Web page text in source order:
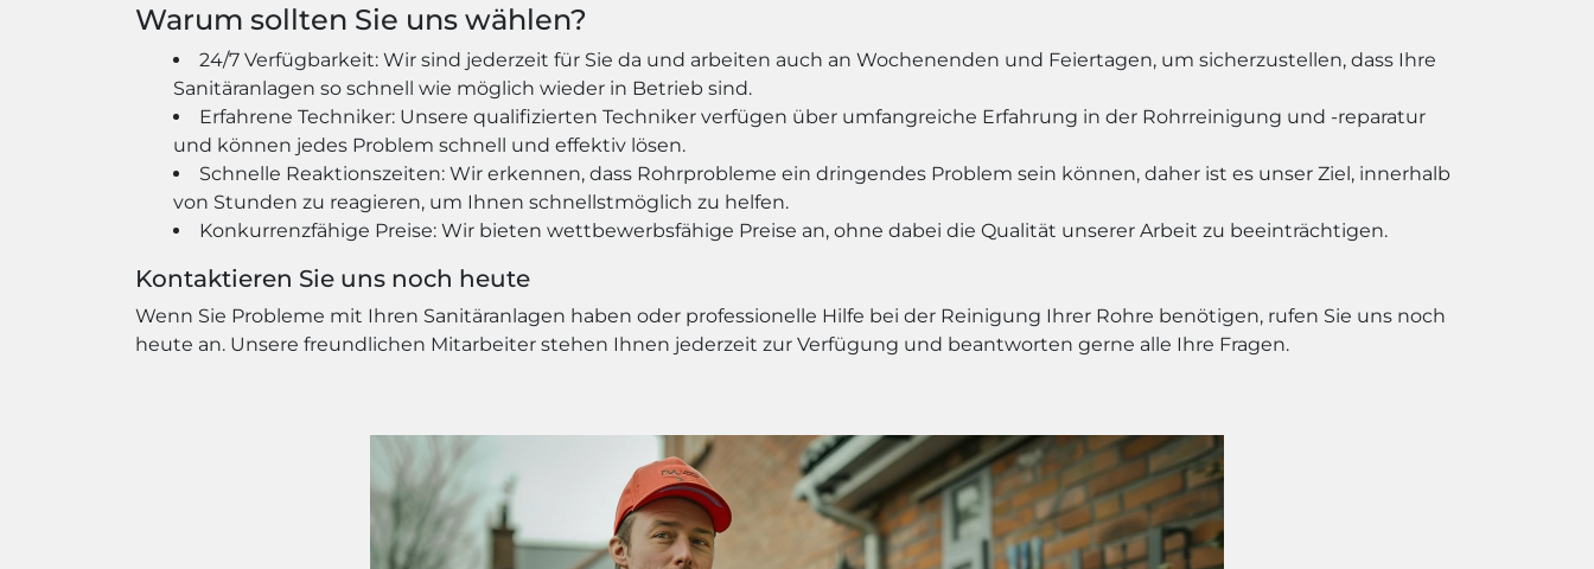
Warum sollten Sie uns wählen?
24/7 Verfügbarkeit: Wir sind jederzeit für Sie da und arbeiten auch an Wochenenden und Feiertagen, um sicherzustellen, dass Ihre
Sanitäranlagen so schnell wie möglich wieder in Betrieb sind.
Erfahrene Techniker: Unsere qualifizierten Techniker verfügen über umfangreiche Erfahrung in der Rohrreinigung und -reparatur
und können jedes Problem schnell und effektiv lösen.
Schnelle Reaktionszeiten: Wir erkennen, dass Rohrprobleme ein dringendes Problem sein können, daher ist es unser Ziel, innerhalb
von Stunden zu reagieren, um Ihnen schnellstmöglich zu helfen.
Konkurrenzfähige Preise: Wir bieten wettbewerbsfähige Preise an, ohne dabei die Qualität unserer Arbeit zu beeinträchtigen.
Kontaktieren Sie uns noch heute
Wenn Sie Probleme mit Ihren Sanitäranlagen haben oder professionelle Hilfe bei der Reinigung Ihrer Rohre benötigen, rufen Sie uns noch
heute an. Unsere freundlichen Mitarbeiter stehen Ihnen jederzeit zur Verfügung und beantworten gerne alle Ihre Fragen.